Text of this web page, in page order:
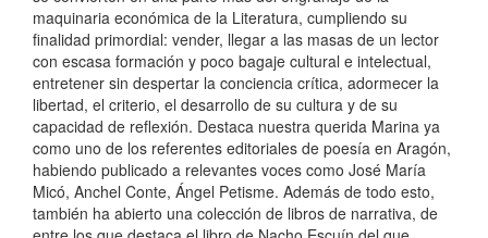
maquinaria económica de la Literatura, cumpliendo su
finalidad primordial: vender, llegar a las masas de un lector
con escasa formación y poco bagaje cultural e intelectual,
entretener sin despertar la conciencia crítica, adormecer la
libertad, el criterio, el desarrollo de su cultura y de su
capacidad de reflexión. Destaca nuestra querida Marina ya
como uno de los referentes editoriales de poesía en Aragón,
habiendo publicado a relevantes voces como José María
Micó, Anchel Conte, Ángel Petisme. Además de todo esto,
también ha abierto una colección de libros de narrativa, de